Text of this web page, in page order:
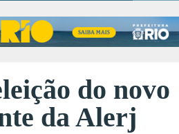
do novo
da Alerj